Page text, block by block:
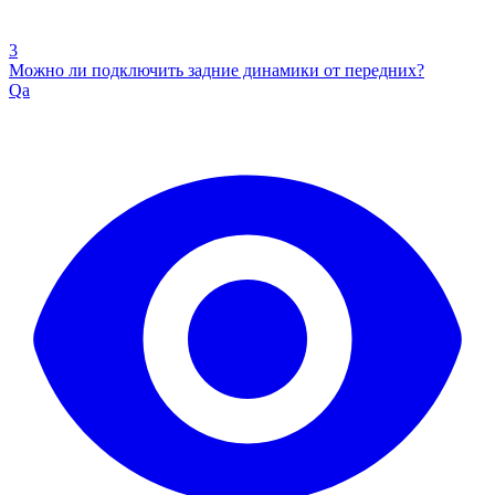
3
Можно ли подключить задние динамики от передних?
Qa